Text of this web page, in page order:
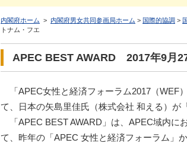
内閣府ホーム > 内閣府男女共同参画局ホーム > 国際的協調 >
トナム・フエ
APEC BEST AWARD 2017年9月
「APEC女性と経済フォーラム2017（
て、日本の矢島里佳氏（株式会社 和える）が
「APEC BEST AWARD」は、APEC域内
て、昨年の「APEC 女性と経済フォーラム」